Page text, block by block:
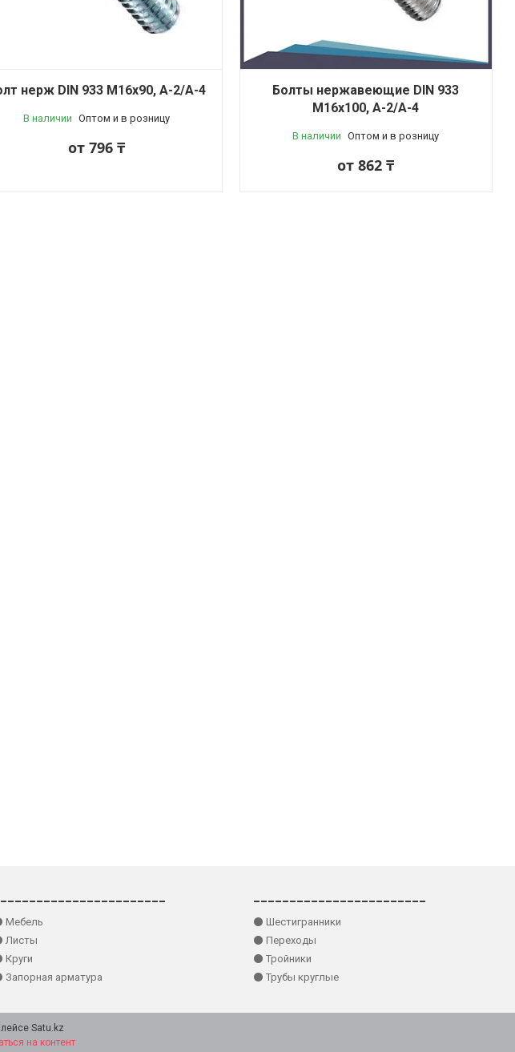
нерж DIN 933 М16x90, A-2/A-4
В наличии Оптом и в розницу
от 796 ₸
Болты нержавеющие DIN 933
М16x100, A-2/A-4
В наличии Оптом и в розницу
от 862 ₸
Мебель
Листы
Круги
Запорная арматура
⚫ Шестигранники
⚫ Переходы
⚫ Тройники
⚫ Трубы круглые
Satu.kz
на контент